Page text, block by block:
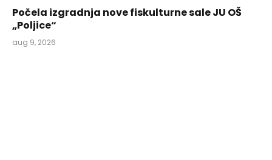
Počela izgradnja nove fiskulturne sale JU OŠ
„Poljice“
aug 9, 2026